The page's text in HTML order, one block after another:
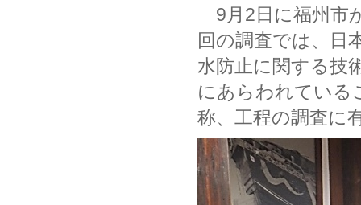
9月2日に福州市
回の調査では、日
水防止に関する技
にあらわれている
称、工程の調査に